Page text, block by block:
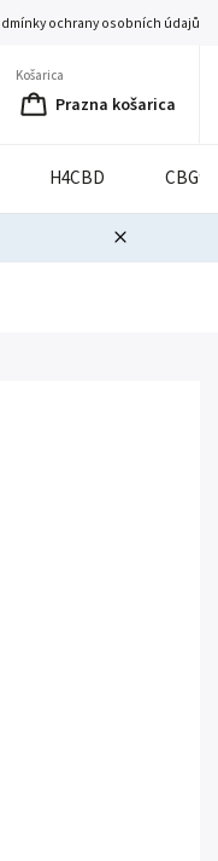
ochrany osobních údajů
Košarica
Prazna košarica
H4CBD CBG9